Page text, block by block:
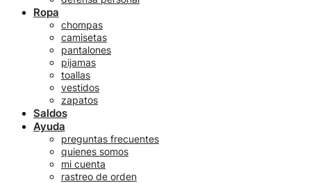
Ropa
chompas
camisetas
pantalones
pijamas
toallas
vestidos
zapatos
Saldos
Ayuda
preguntas frecuentes
quienes somos
mi cuenta
rastreo de orden